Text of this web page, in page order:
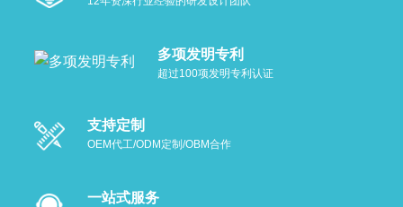
多项发明专利
超过100项发明专利认证
支持定制
OEM代工/ODM定制/OBM合作
一站式服务